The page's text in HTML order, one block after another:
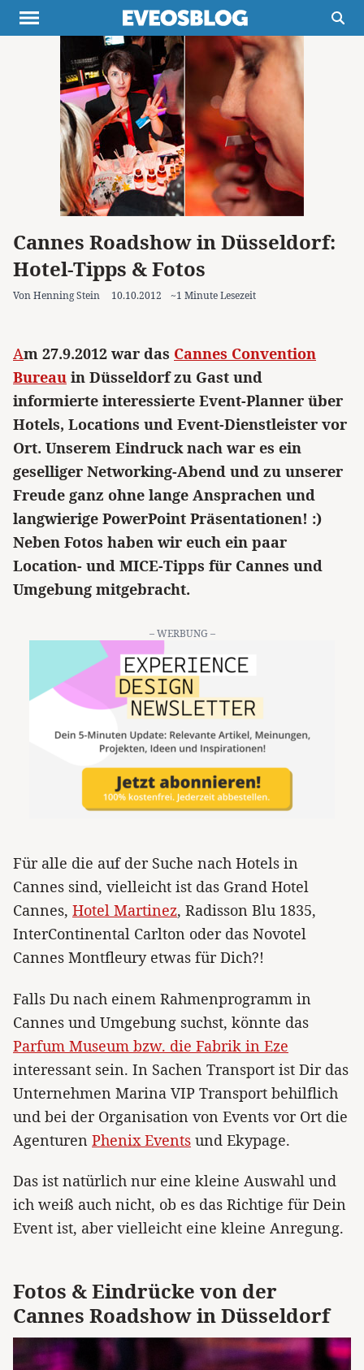
Themen Projekte
Inspiration
Destinationen
Über uns
Werbung
Buchtipps
Newsletter
Cannes Roadshow in Düsseldorf:
Hotel-Tipps & Fotos
Von Henning Stein 10.10.2012 ~1 Minute Lesezeit
Am 27.9.2012 war das Cannes Convention
Bureau in Düsseldorf zu Gast und
informierte interessierte Event-Planner über
Hotels, Locations und Event-Dienstleister vor
Ort. Unserem Eindruck nach war es ein
geselliger Networking-Abend und zu unserer
Freude ganz ohne lange Ansprachen und
langwierige PowerPoint Präsentationen! :)
Neben Fotos haben wir euch ein paar
Location- und MICE-Tipps für Cannes und
Umgebung mitgebracht.
– WERBUNG –
Für alle die auf der Suche nach Hotels in
Cannes sind, vielleicht ist das Grand Hotel
Cannes, Hotel Martinez, Radisson Blu 1835,
InterContinental Carlton oder das Novotel
Cannes Montfleury etwas für Dich?!
Falls Du nach einem Rahmenprogramm in
Cannes und Umgebung suchst, könnte das
Parfum Museum bzw. die Fabrik in Eze
interessant sein. In Sachen Transport ist Dir das
Unternehmen Marina VIP Transport behilflich
und bei der Organisation von Events vor Ort die
Agenturen Phenix Events und Ekypage.
Das ist natürlich nur eine kleine Auswahl und
ich weiß auch nicht, ob es das Richtige für Dein
Event ist, aber vielleicht eine kleine Anregung.
Fotos & Eindrücke von der
Cannes Roadshow in Düsseldorf